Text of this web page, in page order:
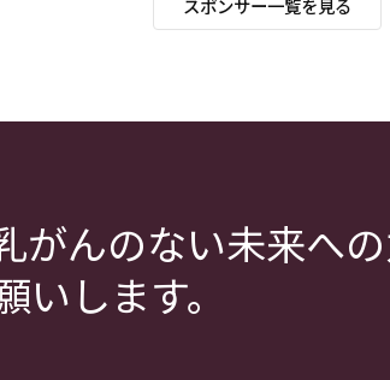
スポンサー一覧を見る
んのない未来への
します。